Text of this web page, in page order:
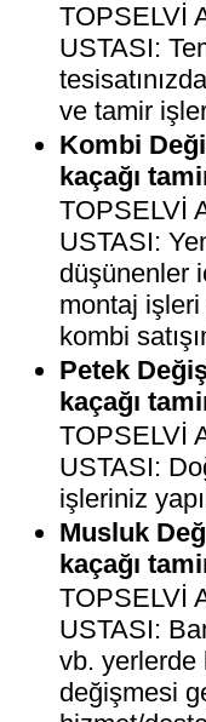
TOPSELVİ
USTASI:
ve tamir
Kombi
kaçağı
TOPSELVİ
USTASI:
düşünenler
montaj işleri
kombi
Petek
kaçağı
TOPSELVİ
USTASI:
işleriniz
Musluk
kaçağı
TOPSELVİ
USTASI:
vb. yerlerde
değişmesi